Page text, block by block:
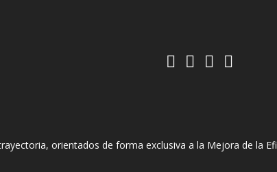
orientados de forma exclusiva a la Mejora de la